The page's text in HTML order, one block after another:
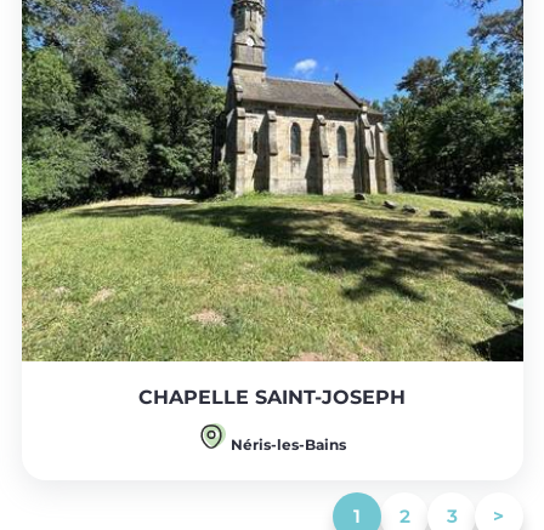
CHAPELLE SAINT-JOSEPH
Néris-les-Bains
1
(current) 2 3 >